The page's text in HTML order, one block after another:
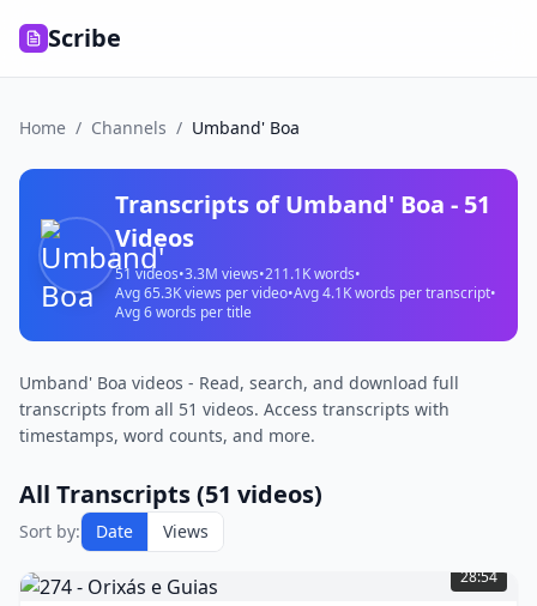
Scribe
Home / Channels / Umband' Boa
Transcripts ofUmband' Boa - 51
Videos
51 videos•3.3M views•211.1Kwords•
Avg65.3Kviews per video•Avg4.1Kwords per transcript•
Avg6words per title
Umband' Boa videos - Read, search, and download full
transcripts from all 51 videos. Access transcripts with
timestamps, word counts, and more.
All Transcripts (51 videos)
Sort by: Date Views
274
-
Orixás
28:54